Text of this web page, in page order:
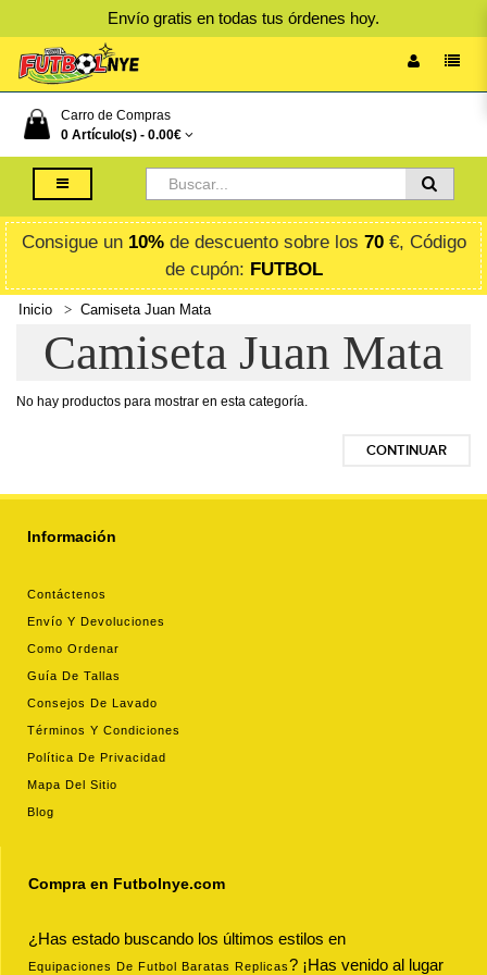
Envío gratis en todas tus órdenes hoy.
Carro de Compras
0 Artículo(s) - 0.00€
Consigue un 10%de descuento sobre los 70€, Código
de cupón: FUTBOL
Inicio Camiseta Juan Mata
Camiseta Juan Mata
No hay productos para mostrar en esta categoría.
CONTINUAR
Información
Contáctenos
Envío Y Devoluciones
Como Ordenar
Guía De Tallas
Consejos De Lavado
Términos Y Condiciones
Política De Privacidad
Mapa Del Sitio
Blog
Compra en Futbolnye.com
¿Has estado buscando los últimos estilos en
Equipaciones De Futbol Baratas Replicas? ¡Has venido al lugar